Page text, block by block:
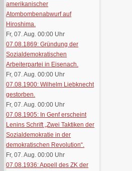
amerikanischer
Atombombenabwurf auf
Hiroshima.
Fr, 07. Aug. 00:00 Uhr
07.08.1869: Gründung der
Sozialdemokratischen
Arbeiterpartei in Eisenach.
Fr, 07. Aug. 00:00 Uhr
07.08.1900: Wilhelm Liebknecht
gestorben.
Fr, 07. Aug. 00:00 Uhr
07.08.1905: In Genf erscheint
Lenins Schrift „Zwei Taktiken der
Sozialdemokratie in der
demokratischen Revolution“.
Fr, 07. Aug. 00:00 Uhr
07.08.1936: Appell des ZK der